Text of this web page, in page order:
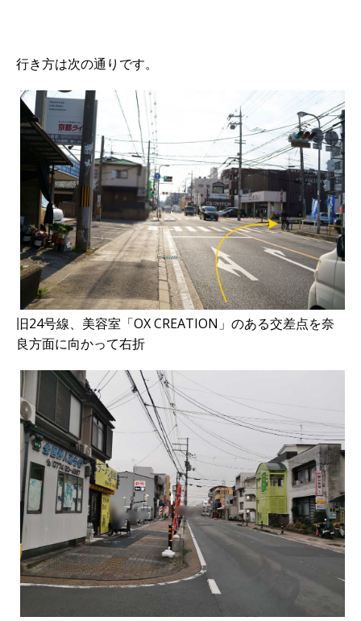
行き方は次の通りです。
旧24号線、美容室「OX CREATION」のある交差点を奈
良方面に向かって右折